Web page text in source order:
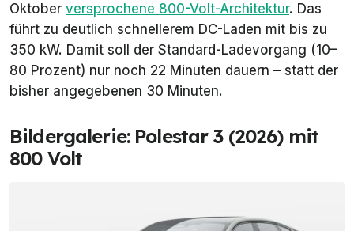
Oktober versprochene 800-Volt-Architektur. Das
führt zu deutlich schnellerem DC-Laden mit bis zu
350 kW. Damit soll der Standard-Ladevorgang (10–
80 Prozent) nur noch 22 Minuten dauern – statt der
bisher angegebenen 30 Minuten.
Bildergalerie: Polestar 3 (2026) mit
800 Volt